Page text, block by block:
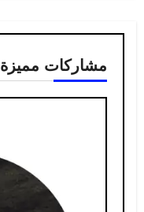
مشاركات مميزة